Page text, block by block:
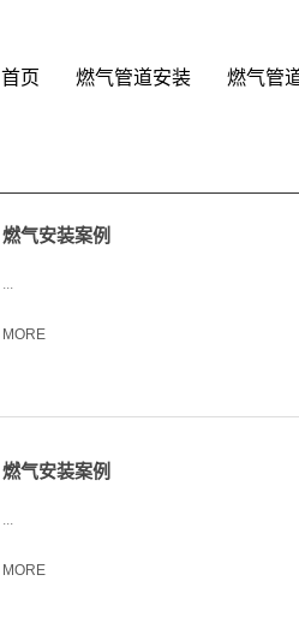
首页 燃气管道安装 燃气管
燃气安装案例
...
MORE
燃气安装案例
...
MORE